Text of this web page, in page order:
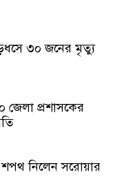
৩০ জনের মৃত্যু
জেলা প্রশাসকের
নিলেন সরোয়ার